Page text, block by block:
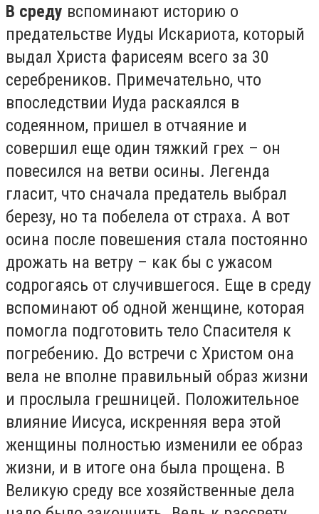
В среду вспоминают историю о
предательстве Иуды Искариота, который
выдал Христа фарисеям всего за 30
серебреников. Примечательно, что
впоследствии Иуда раскаялся в
содеянном, пришел в отчаяние и
совершил еще один тяжкий грех – он
повесился на ветви осины. Легенда
гласит, что сначала предатель выбрал
березу, но та побелела от страха. А вот
осина после повешения стала постоянно
дрожать на ветру – как бы с ужасом
содрогаясь от случившегося. Еще в среду
вспоминают об одной женщине, которая
помогла подготовить тело Спасителя к
погребению. До встречи с Христом она
вела не вполне правильный образ жизни
и прослыла грешницей. Положительное
влияние Иисуса, искренняя вера этой
женщины полностью изменили ее образ
жизни, и в итоге она была прощена. В
Великую среду все хозяйственные дела